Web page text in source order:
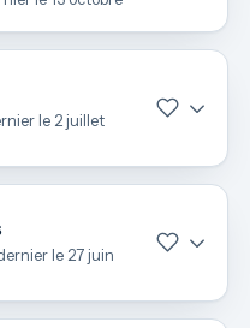
le 2 juillet
le 27 juin